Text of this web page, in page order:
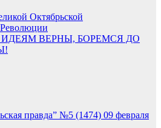
Октябрьской
ИДЕЯМ ВЕРНЫ, БОРЕМСЯ ДО
правда” №5 (1474) 09 февраля